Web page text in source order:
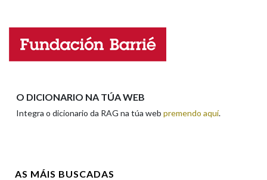
Nome
O DICIONARIO NA TÚA WEB
Integra o dicionario da RAG na túa web premendo aquí.
AS MÁIS BUSCADAS